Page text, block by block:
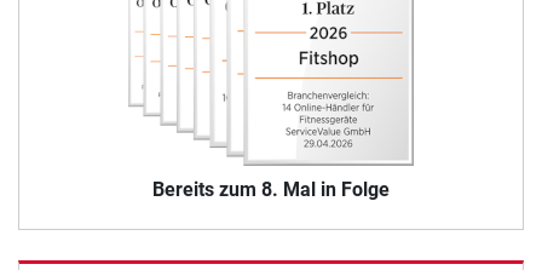
Bereits zum 8. Mal in Folge